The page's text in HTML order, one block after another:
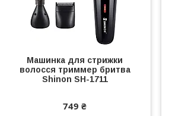
Машинка для стрижки
волосся триммер бритва
Shinon SH-1711
749 ₴